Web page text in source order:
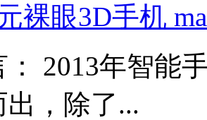
裸眼3D手机
： 2013年智能
出，除了...